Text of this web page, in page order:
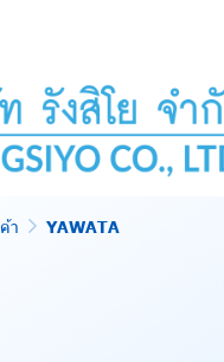
า YAWATA